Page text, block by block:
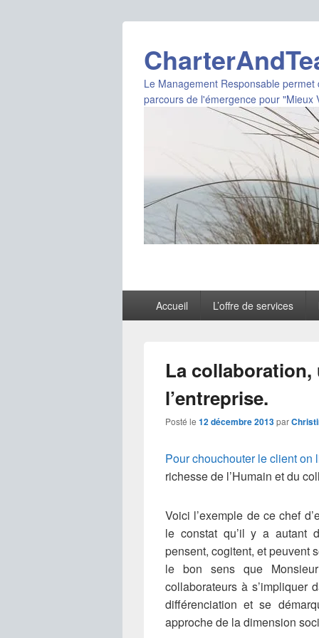
Le Management Responsable
parcours de l'émergence pour
principalAccueil L’offre de services
La
l’entreprise.
Posté le 12 décembre 2013par
Pour chouchouter le client on
richesse de l’Humain et du
Voici l’exemple de ce chef
le constat qu’il y a autant
pensent, cogitent, et peuvent
le bon sens que
collaborateurs à s’impliquer
différenciation et se
approche de la dimension